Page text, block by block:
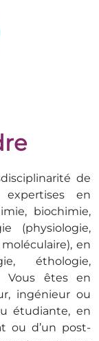
de
en
biochimie,
(physiologie,
en
éthologie,
Vous êtes en
ingénieur ou
étudiante, en
ou d’un post-